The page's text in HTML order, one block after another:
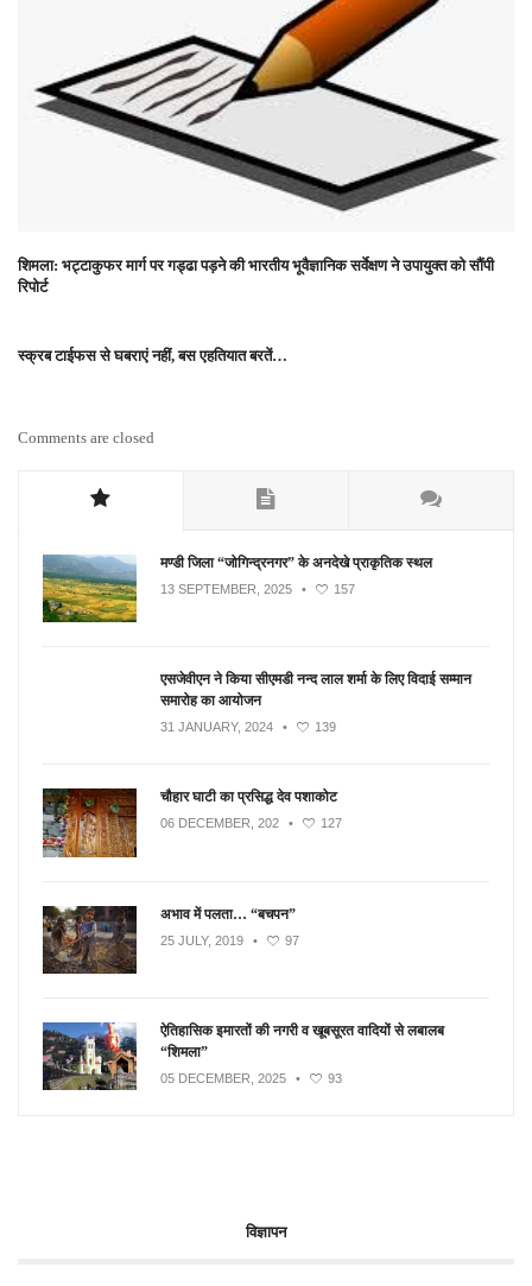
शिमला: भट्टाकुफर मार्ग पर गड्ढा पड़ने की भारतीय भूवैज्ञानिक सर्वेक्षण ने उपायुक्त को सौंपी
रिपोर्ट
स्क्रब टाईफस से घबराएं नहीं, बस एहतियात बरतें…
Comments are closed
मण्डी जिला “जोगिन्द्रनगर” के अनदेखे प्राकृतिक स्थल
13 SEPTEMBER, 2025 • 157
एसजेवीएन ने किया सीएमडी नन्‍द लाल शर्मा के लिए विदाई सम्मान
समारोह का आयोजन
31 JANUARY, 2024 • 139
चौहार घाटी का प्रसिद्ध देव पशाकोट
06 DECEMBER, 202 • 127
अभाव में पलता… “बचपन”
25 JULY, 2019 • 97
ऐतिहासिक इमारतों की नगरी व खूबसूरत वादियों से लबालब
“शिमला”
05 DECEMBER, 2025 • 93
विज्ञापन